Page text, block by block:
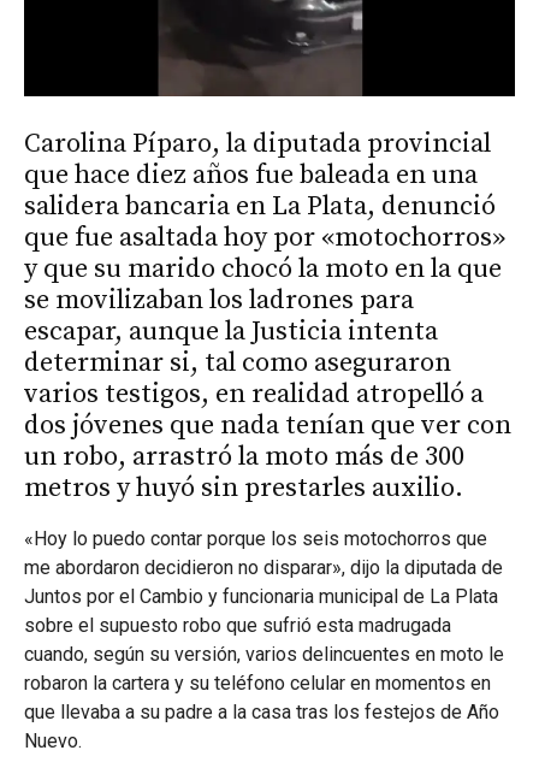
Carolina Píparo, la diputada provincial
que hace diez años fue baleada en una
salidera bancaria en La Plata, denunció
que fue asaltada hoy por «motochorros»
y que su marido chocó la moto en la que
se movilizaban los ladrones para
escapar, aunque la Justicia intenta
determinar si, tal como aseguraron
varios testigos, en realidad atropelló a
dos jóvenes que nada tenían que ver con
un robo, arrastró la moto más de 300
metros y huyó sin prestarles auxilio.
«Hoy lo puedo contar porque los seis motochorros que
me abordaron decidieron no disparar», dijo la diputada de
Juntos por el Cambio y funcionaria municipal de La Plata
sobre el supuesto robo que sufrió esta madrugada
cuando, según su versión, varios delincuentes en moto le
robaron la cartera y su teléfono celular en momentos en
que llevaba a su padre a la casa tras los festejos de Año
Nuevo.